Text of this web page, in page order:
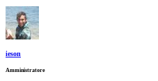
ieson
Amministratore